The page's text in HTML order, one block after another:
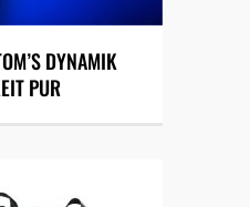
DYNAMIK
PUR